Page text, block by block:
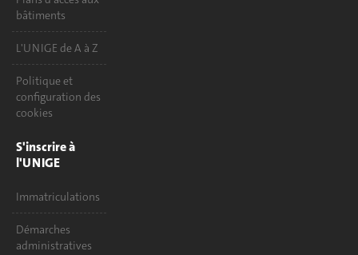
bâtiments
L'UNIGE de A à Z
Politique et
configuration des
cookies
S'inscrire à
l'UNIGE
Immatriculations
Démarches
administratives